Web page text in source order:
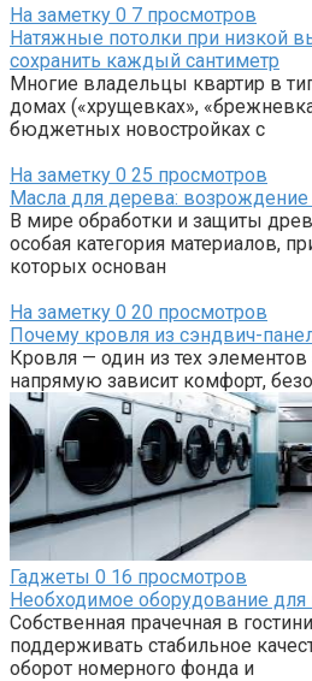
На заметку 0 7 просмотров
Натяжные потолки при низкой
сохранить каждый сантиметр
Многие владельцы квартир в
домах («хрущевках»,
бюджетных новостройках с
На заметку 0 25 просмотров
Масла для дерева: возрождение
В мире обработки и защиты
особая категория материалов,
которых основан
На заметку 0 20 просмотров
Почему кровля из сэндвич-
Кровля — один из тех элементов
напрямую зависит комфорт,
Гаджеты 0 16 просмотров
Необходимое оборудование для
Собственная прачечная в
поддерживать стабильное
оборот номерного фонда и